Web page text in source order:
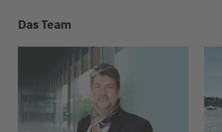
Das Team